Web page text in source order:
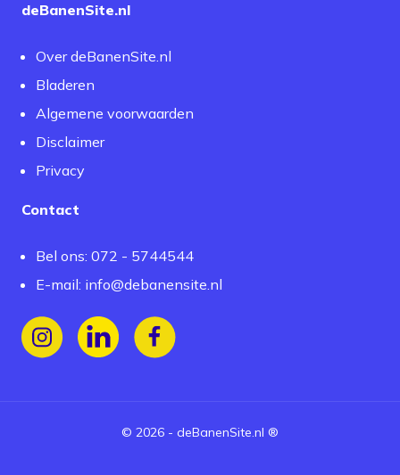
deBanenSite.nl
Over deBanenSite.nl
Bladeren
Algemene voorwaarden
Disclaimer
Privacy
Contact
Bel ons: 072 - 5744544
E-mail: info@debanensite.nl
© 2026 - deBanenSite.nl ®